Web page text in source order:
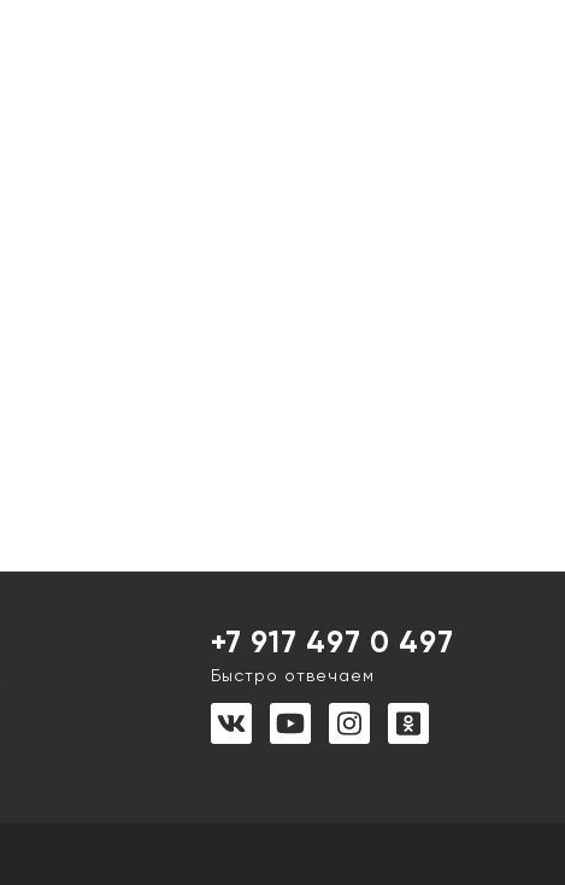
+7 917 497 0 497
Быстро отвечаем